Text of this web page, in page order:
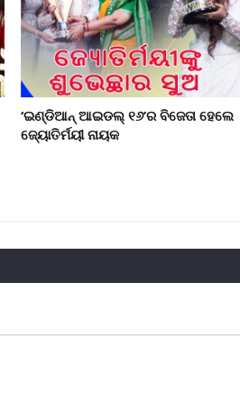
‘ଇଣ୍ଡିଆନ୍ ଆଇଡଲ୍ ୧୬’ର ବିଜେତା ହେଲେ
ଜ୍ୟୋତିର୍ମୟୀ ନାୟକ